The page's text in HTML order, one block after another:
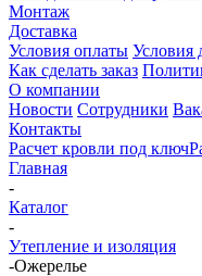
Монтаж
Доставка
Условия оплаты Условия
Как сделать заказ
О компании
Новости Сотрудники
Контакты
Расчет кровли под ключ
Главная
-
Каталог
-
Утепление и изоляция
-Ожерелье